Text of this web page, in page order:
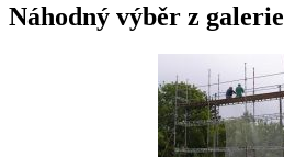
Náhodný výběr z galerie